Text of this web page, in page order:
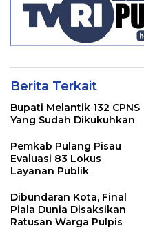
Berita Terkait
Bupati Melantik 132 CPNS
Yang Sudah Dikukuhkan
Pemkab Pulang Pisau
Evaluasi 83 Lokus
Layanan Publik
Dibundaran Kota, Final
Piala Dunia Disaksikan
Ratusan Warga Pulpis